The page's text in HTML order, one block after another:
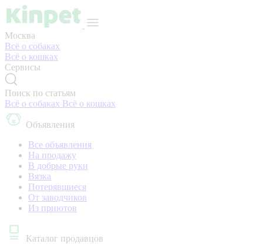
Москва
Всё о собаках
Всё о кошках
Сервисы
Поиск по статьям
Всё о собаках Всё о кошках
Объявления
Все объявления
На продажу
В добрые руки
Вязка
Потерявшиеся
От заводчиков
Из приютов
Каталог продавцов